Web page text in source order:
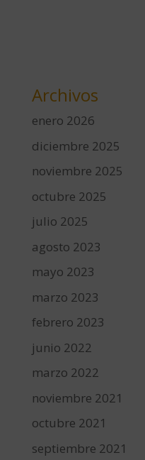
Archivos
enero 2026
diciembre 2025
noviembre 2025
octubre 2025
julio 2025
agosto 2023
mayo 2023
marzo 2023
febrero 2023
junio 2022
marzo 2022
noviembre 2021
octubre 2021
septiembre 2021